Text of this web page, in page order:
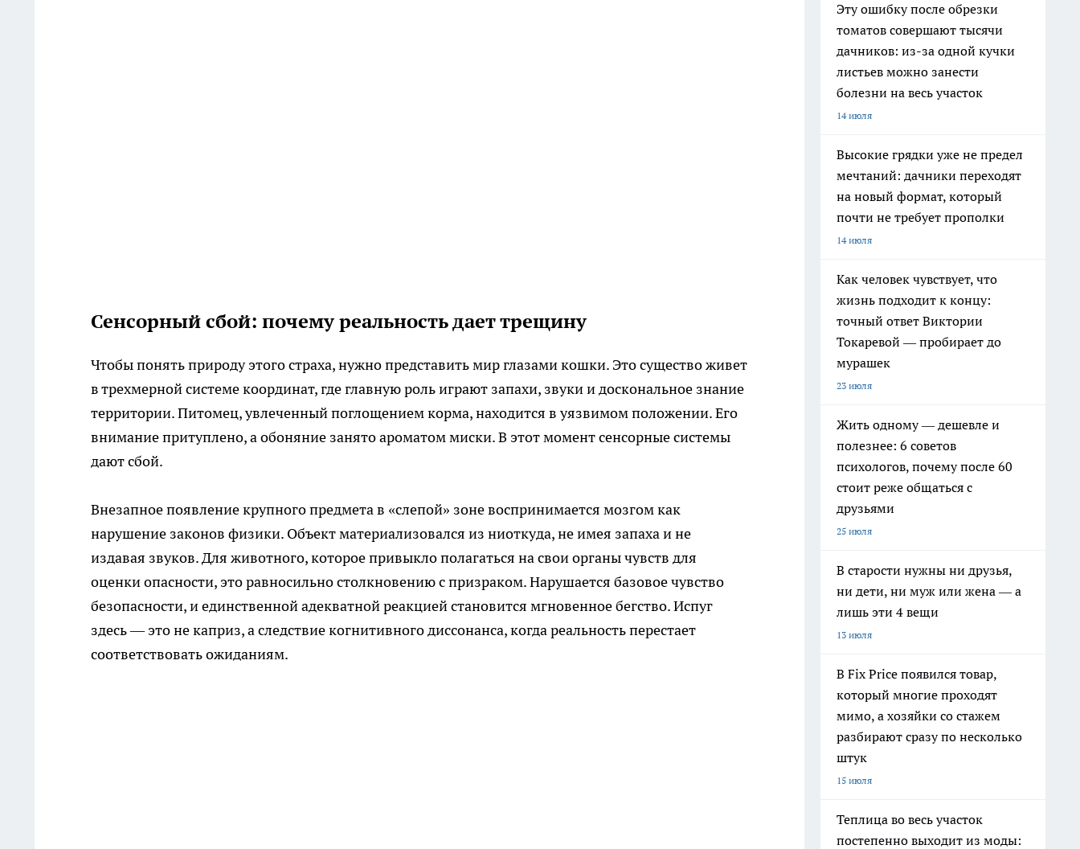
Сенсорный сбой: почему реальность дает трещину
Чтобы понять природу этого страха, нужно представить мир глазами кошки. Это существо живет
в трехмерной системе координат, где главную роль играют запахи, звуки и доскональное знание
территории. Питомец, увлеченный поглощением корма, находится в уязвимом положении. Его
внимание притуплено, а обоняние занято ароматом миски. В этот момент сенсорные системы
дают сбой.
Внезапное появление крупного предмета в «слепой» зоне воспринимается мозгом как
нарушение законов физики. Объект материализовался из ниоткуда, не имея запаха и не
издавая звуков. Для животного, которое привыкло полагаться на свои органы чувств для
оценки опасности, это равносильно столкновению с призраком. Нарушается базовое чувство
безопасности, и единственной адекватной реакцией становится мгновенное бегство. Испуг
здесь — это не каприз, а следствие когнитивного диссонанса, когда реальность перестает
соответствовать ожиданиям.
Эту ошибку после обрезки
томатов совершают тысячи
дачников: из-за одной кучки
листьев можно занести
болезни на весь участок
14 июля
Высокие грядки уже не предел
мечтаний: дачники переходят
на новый формат, который
почти не требует прополки
14 июля
Как человек чувствует, что
жизнь подходит к концу:
точный ответ Виктории
Токаревой — пробирает до
мурашек
23 июля
Жить одному — дешевле и
полезнее: 6 советов
психологов, почему после 60
стоит реже общаться с
друзьями
25 июля
В старости нужны ни друзья,
ни дети, ни муж или жена — а
лишь эти 4 вещи
13 июля
В Fix Price появился товар,
который многие проходят
мимо, а хозяйки со стажем
разбирают сразу по несколько
штук
15 июля
Теплица во весь участок
постепенно выходит из моды: